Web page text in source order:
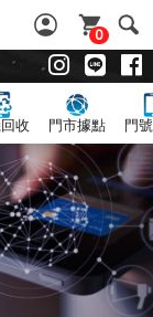
0
收 門市據點 門